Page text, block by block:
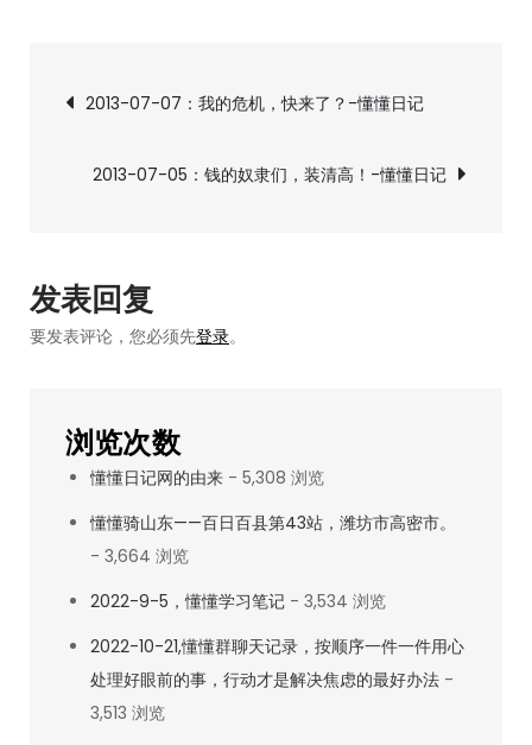
浮
只
动
的
心！-
日
记
文
章
航
2013-07-07：我的危机，快来了？-懂懂日记
2013-07-05：钱的奴隶们，装清高！-懂懂日记
发表回复
要发表评论，您必须先登录。
浏览次数
懂懂日记网的由来 - 5,308 浏览
懂懂骑山东——百日百县第43站，潍坊市高密市。
- 3,664 浏览
2022-9-5，懂懂学习笔记 - 3,534 浏览
2022-10-21,懂懂群聊天记录，按顺序一件一件用心
处理好眼前的事，行动才是解决焦虑的最好办法 -
3,513 浏览